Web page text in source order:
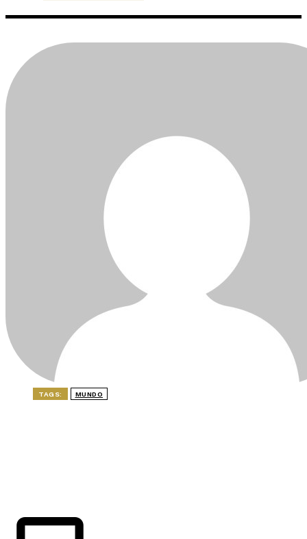
TAGS: MUNDO